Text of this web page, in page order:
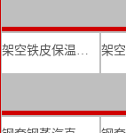
架空铁皮保温钢管